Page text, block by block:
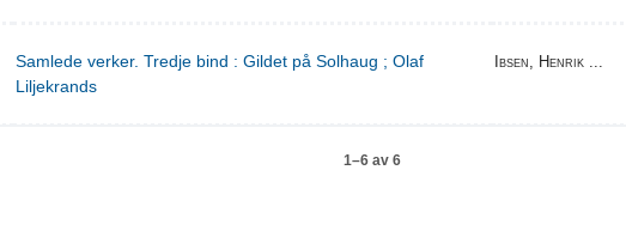
Samlede verker. Tredje bind : Gildet på Solhaug ; Olaf
Liljekrands
Ibsen, Henrik ...
1–6 av 6